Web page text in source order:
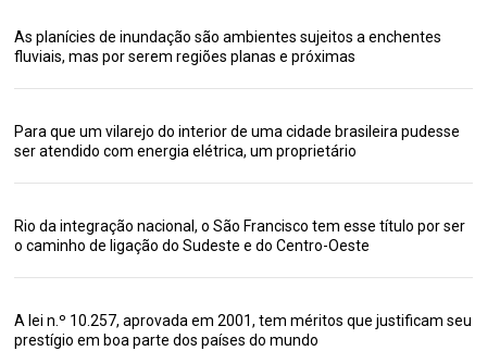
As planícies de inundação são ambientes sujeitos a enchentes
fluviais, mas por serem regiões planas e próximas
Para que um vilarejo do interior de uma cidade brasileira pudesse
ser atendido com energia elétrica, um proprietário
Rio da integração nacional, o São Francisco tem esse título por ser
o caminho de ligação do Sudeste e do Centro-Oeste
A lei n.º 10.257, aprovada em 2001, tem méritos que justificam seu
prestígio em boa parte dos países do mundo